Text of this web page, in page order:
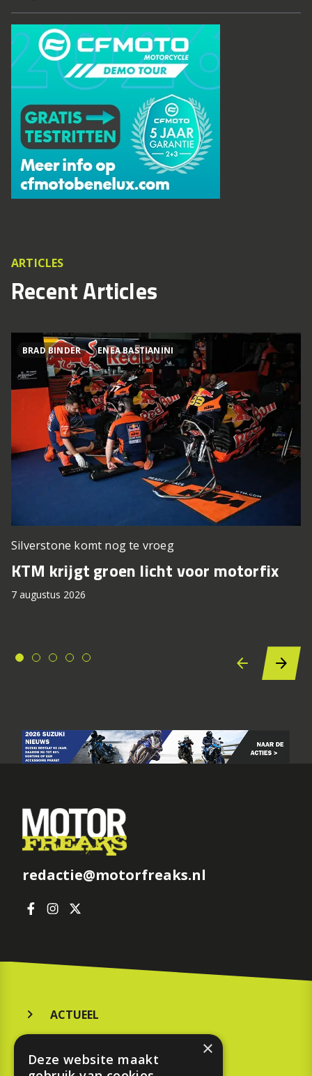
ARTICLES
Recent Articles
BRAD BINDER ENEA BASTIANINI
Silverstone komt nog te vroeg
KTM krijgt groen licht voor motorfix
7 augustus 2026
redactie@motorfreaks.nl
ACTUEEL
KOOPGIDS
×
Deze website maakt